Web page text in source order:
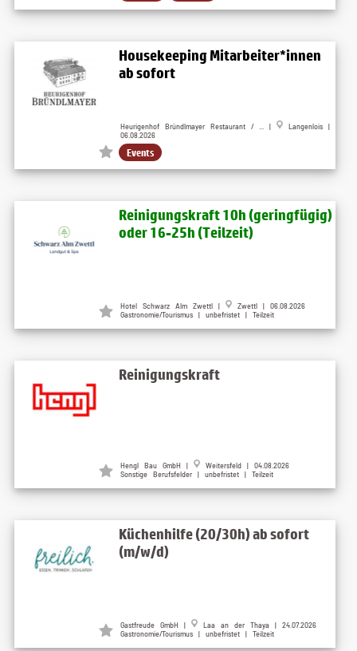
Housekeeping Mitarbeiter*innen
ab sofort
Heurigenhof Bründlmayer Restaurant / ... |
Langenlois |
06.08.2026
Events
Reinigungskraft 10h (geringfügig)
oder 16-25h (Teilzeit)
Hotel Schwarz Alm Zwettl |
Zwettl | 06.08.2026
Gastronomie/Tourismus | unbefristet | Teilzeit
Reinigungskraft
Hengl Bau GmbH |
Weitersfeld | 04.08.2026
Sonstige Berufsfelder | unbefristet | Teilzeit
Küchenhilfe (20/30h) ab sofort
(m/w/d)
Gastfreude GmbH |
Laa an der Thaya | 24.07.2026
Gastronomie/Tourismus | unbefristet | Teilzeit